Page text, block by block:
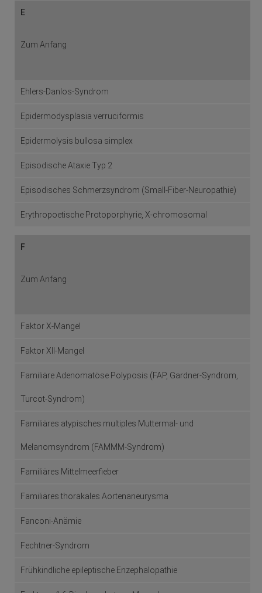
E
Zum Anfang
Ehlers-Danlos-Syndrom
Epidermodysplasia verruciformis
Epidermolysis bullosa simplex
Episodische Ataxie Typ 2
Episodisches Schmerzsyndrom (Small-Fiber-Neuropathie)
Erythropoetische Protoporphyrie, X-chromosomal
F
Zum Anfang
Faktor X-Mangel
Faktor XII-Mangel
Familiäre Adenomatöse Polyposis (FAP, Gardner-Syndrom,
Turcot-Syndrom)
Familiäres atypisches multiples Muttermal- und
Melanomsyndrom (FAMMM-Syndrom)
Familiäres Mittelmeerfieber
Familiäres thorakales Aortenaneurysma
Fanconi-Anämie
Fechtner-Syndrom
Frühkindliche epileptische Enzephalopathie